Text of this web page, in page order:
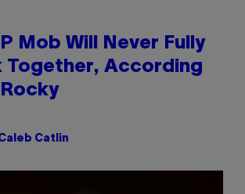
Mob Will Never Fully
Together, According
Catlin